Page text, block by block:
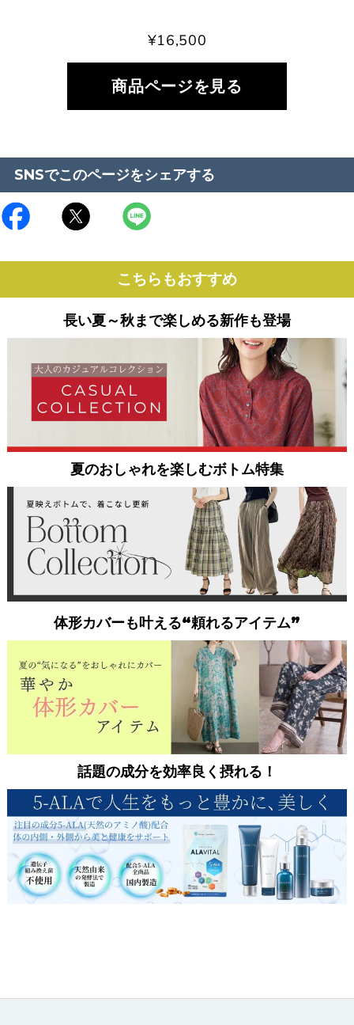
¥16,500
商品ページを見る
SNSでこのページをシェアする
こちらもおすすめ
長い夏～秋まで楽しめる新作も登場
夏のおしゃれを楽しむボトム特集
体形カバーも叶える“頼れるアイテム”
話題の成分を効率良く摂れる！